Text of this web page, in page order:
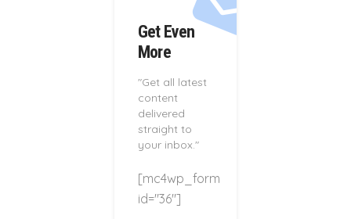
Get Even
More
"Get all latest
content
delivered
straight to
your inbox."
[mc4wp_form
id="36"]